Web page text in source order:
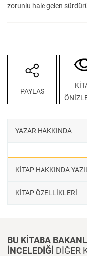
zorunlu hale gelen
şirketlere ve kurumlara
raporlama standartları
yönetiminden kurumsal
yelpazesine sahiptir.
etkin ve şeffaf bir
altyapının yanı sıra,
Sakarya Üniversitesi ve
konusunda bilgi sahibi
nesiller için sürdürülebilir
PAYLAŞ
YAZAR HAKKINDA
KİTAP HAKKINDA
KİTAP ÖZELLİKLERİ
BU KİTABA
İNCELEDİĞİ DİĞER